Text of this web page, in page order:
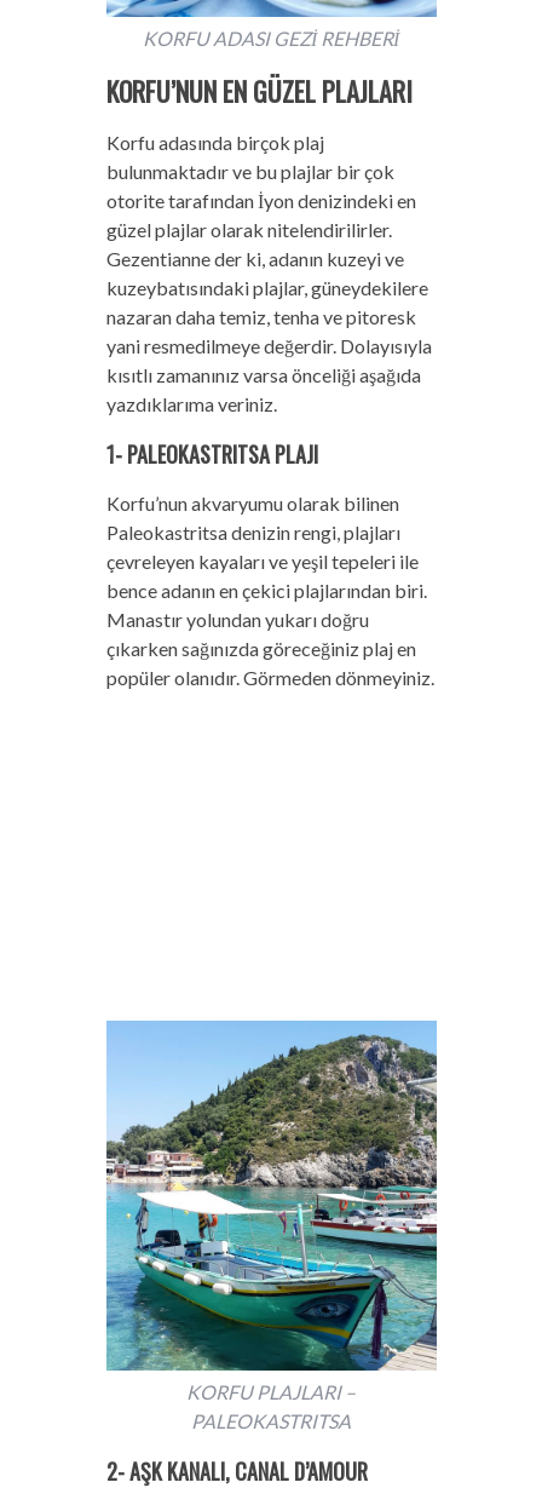
KORFU ADASI GEZİ REHBERİ
KORFU’NUN EN GÜZEL PLAJLARI
Korfu adasında birçok plaj
bulunmaktadır ve bu plajlar bir çok
otorite tarafından İyon denizindeki en
güzel plajlar olarak nitelendirilirler.
Gezentianne der ki, adanın kuzeyi ve
kuzeybatısındaki plajlar, güneydekilere
nazaran daha temiz, tenha ve pitoresk
yani resmedilmeye değerdir. Dolayısıyla
kısıtlı zamanınız varsa önceliği aşağıda
yazdıklarıma veriniz.
1- PALEOKASTRITSA PLAJI
Korfu’nun akvaryumu olarak bilinen
Paleokastritsa denizin rengi, plajları
çevreleyen kayaları ve yeşil tepeleri ile
bence adanın en çekici plajlarından biri.
Manastır yolundan yukarı doğru
çıkarken sağınızda göreceğiniz plaj en
popüler olanıdır. Görmeden dönmeyiniz.
KORFU PLAJLARI –
PALEOKASTRITSA
2- AŞK KANALI, CANAL D’AMOUR